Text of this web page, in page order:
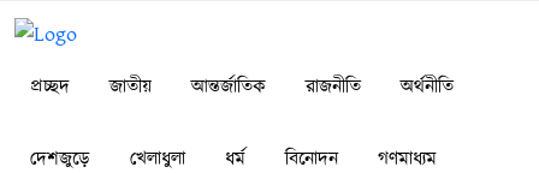
প্রচ্ছদ জাতীয় আন্তর্জাতিক রাজনীতি অর্থনীতি
দেশজুড়ে খেলাধুলা ধর্ম বিনোদন গণমাধ্যম